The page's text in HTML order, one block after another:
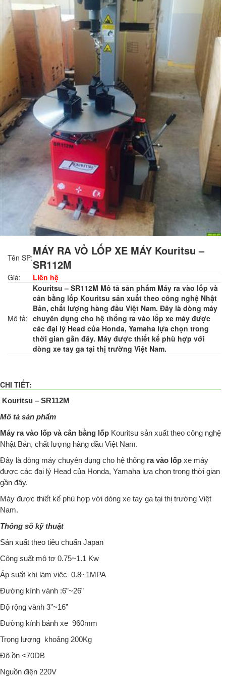
Tên SP:MÁY RA VỎ LỐP XE MÁY Kouritsu –
SR112M
Giá: Liên hệ
Mô tả:
Kouritsu – SR112M Mô tả sản phẩm Máy ra vào lốp và
cân bằng lốp Kouritsu sản xuất theo công nghệ Nhật
Bản, chất lượng hàng đầu Việt Nam. Đây là dòng máy
chuyên dụng cho hệ thống ra vào lốp xe máy được
các đại lý Head của Honda, Yamaha lựa chọn trong
thời gian gần đây. Máy được thiết kế phù hợp với
dòng xe tay ga tại thị trường Việt Nam.
CHI TIẾT:
Kouritsu – SR112M
Mô tả sản phẩm
Máy ra vào lốp và cân bằng lốp Kouritsu sản xuất theo công nghệ
Nhật Bản, chất lượng hàng đầu Việt Nam.
Đây là dòng máy chuyên dụng cho hệ thống ra vào lốp xe máy
được các đại lý Head của Honda, Yamaha lựa chọn trong thời gian
gần đây.
Máy được thiết kế phù hợp với dòng xe tay ga tại thị trường Việt
Nam.
Thông số kỹ thuật
Sản xuất theo tiêu chuẩn Japan
Công suất mô tơ 0.75~1.1 Kw
Áp suất khí làm việc 0.8~1MPA
Đường kính vành :6”~26”
Độ rộng vành 3”~16”
Đường kính bánh xe 960mm
Trọng lượng khoảng 200Kg
Độ ồn <70DB
Nguồn điện 220V